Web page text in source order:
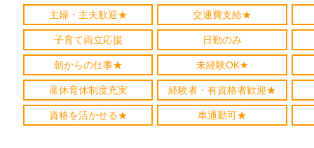
主婦・主夫歓迎★ 交通費支給★
子育て両立応援 日勤のみ
朝からの仕事★ 未経験OK★
産休育休制度充実 経験者・有資格者歓迎★
資格を活かせる★ 車通勤可★